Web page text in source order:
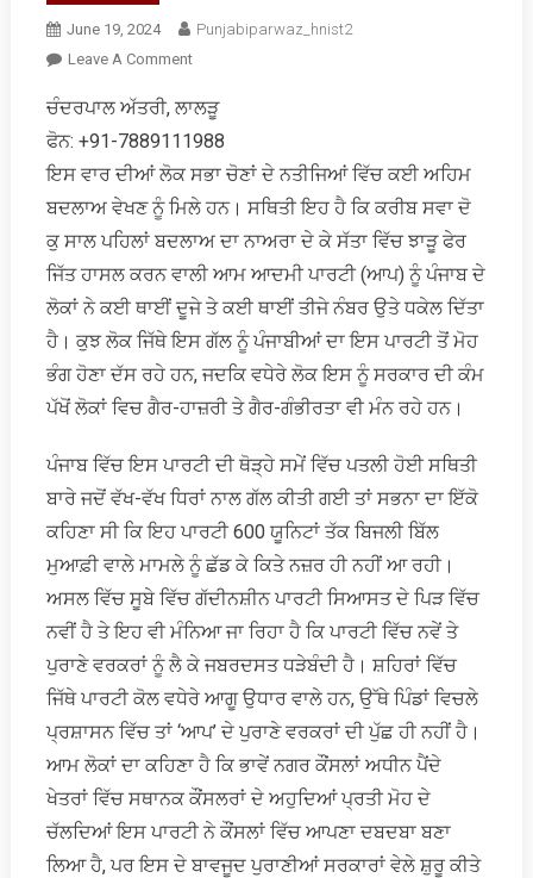
June 19, 2024
Punjabiparwaz_hnist2
Leave A CommentOn
ਪੜਚੋਲ:
ਕਿਉਂ
ਡਿੱਗਿਆ
ਪੰਜਾਬ
‘ਆਪ’
ਦਾ
ਗ੍ਰਾਫ?
ਚੰਦਰਪਾਲ ਅੱਤਰੀ, ਲਾਲੜੂ
ਫੋਨ: +91-7889111988
ਇਸ ਵਾਰ ਦੀਆਂ ਲੋਕ ਸਭਾ ਚੋਣਾਂ ਦੇ ਨਤੀਜਿਆਂ ਵਿੱਚ ਕਈ ਅਹਿਮ
ਬਦਲਾਅ ਵੇਖਣ ਨੂੰ ਮਿਲੇ ਹਨ। ਸਥਿਤੀ ਇਹ ਹੈ ਕਿ ਕਰੀਬ ਸਵਾ ਦੋ
ਕੁ ਸਾਲ ਪਹਿਲਾਂ ਬਦਲਾਅ ਦਾ ਨਾਅਰਾ ਦੇ ਕੇ ਸੱਤਾ ਵਿੱਚ ਝਾੜੂ ਫੇਰ
ਜਿੱਤ ਹਾਸਲ ਕਰਨ ਵਾਲੀ ਆਮ ਆਦਮੀ ਪਾਰਟੀ (ਆਪ) ਨੂੰ ਪੰਜਾਬ ਦੇ
ਲੋਕਾਂ ਨੇ ਕਈ ਥਾਈਂ ਦੂਜੇ ਤੇ ਕਈ ਥਾਈਂ ਤੀਜੇ ਨੰਬਰ ਉਤੇ ਧਕੇਲ ਦਿੱਤਾ
ਹੈ। ਕੁਝ ਲੋਕ ਜਿੱਥੇ ਇਸ ਗੱਲ ਨੂੰ ਪੰਜਾਬੀਆਂ ਦਾ ਇਸ ਪਾਰਟੀ ਤੋਂ ਮੋਹ
ਭੰਗ ਹੋਣਾ ਦੱਸ ਰਹੇ ਹਨ, ਜਦਕਿ ਵਧੇਰੇ ਲੋਕ ਇਸ ਨੂੰ ਸਰਕਾਰ ਦੀ ਕੰਮ
ਪੱਖੋਂ ਲੋਕਾਂ ਵਿਚ ਗੈਰ-ਹਾਜ਼ਰੀ ਤੇ ਗੈਰ-ਗੰਭੀਰਤਾ ਵੀ ਮੰਨ ਰਹੇ ਹਨ।
ਪੰਜਾਬ ਵਿੱਚ ਇਸ ਪਾਰਟੀ ਦੀ ਥੋੜ੍ਹੇ ਸਮੇਂ ਵਿੱਚ ਪਤਲੀ ਹੋਈ ਸਥਿਤੀ
ਬਾਰੇ ਜਦੋਂ ਵੱਖ-ਵੱਖ ਧਿਰਾਂ ਨਾਲ ਗੱਲ ਕੀਤੀ ਗਈ ਤਾਂ ਸਭਨਾ ਦਾ ਇੱਕੋ
ਕਹਿਣਾ ਸੀ ਕਿ ਇਹ ਪਾਰਟੀ 600 ਯੂਨਿਟਾਂ ਤੱਕ ਬਿਜਲੀ ਬਿੱਲ
ਮੁਆਫ਼ੀ ਵਾਲੇ ਮਾਮਲੇ ਨੂੰ ਛੱਡ ਕੇ ਕਿਤੇ ਨਜ਼ਰ ਹੀ ਨਹੀਂ ਆ ਰਹੀ।
ਅਸਲ ਵਿੱਚ ਸੂਬੇ ਵਿੱਚ ਗੱਦੀਨਸ਼ੀਨ ਪਾਰਟੀ ਸਿਆਸਤ ਦੇ ਪਿੜ ਵਿੱਚ
ਨਵੀਂ ਹੈ ਤੇ ਇਹ ਵੀ ਮੰਨਿਆ ਜਾ ਰਿਹਾ ਹੈ ਕਿ ਪਾਰਟੀ ਵਿੱਚ ਨਵੇਂ ਤੇ
ਪੁਰਾਣੇ ਵਰਕਰਾਂ ਨੂੰ ਲੈ ਕੇ ਜਬਰਦਸਤ ਧੜੇਬੰਦੀ ਹੈ। ਸ਼ਹਿਰਾਂ ਵਿੱਚ
ਜਿੱਥੇ ਪਾਰਟੀ ਕੋਲ ਵਧੇਰੇ ਆਗੂ ਉਧਾਰ ਵਾਲੇ ਹਨ, ਉੱਥੇ ਪਿੰਡਾਂ ਵਿਚਲੇ
ਪ੍ਰਸ਼ਾਸਨ ਵਿੱਚ ਤਾਂ ‘ਆਪ’ ਦੇ ਪੁਰਾਣੇ ਵਰਕਰਾਂ ਦੀ ਪੁੱਛ ਹੀ ਨਹੀਂ ਹੈ।
ਆਮ ਲੋਕਾਂ ਦਾ ਕਹਿਣਾ ਹੈ ਕਿ ਭਾਵੇਂ ਨਗਰ ਕੌਂਸਲਾਂ ਅਧੀਨ ਪੈਂਦੇ
ਖੇਤਰਾਂ ਵਿੱਚ ਸਥਾਨਕ ਕੌਂਸਲਰਾਂ ਦੇ ਅਹੁਦਿਆਂ ਪ੍ਰਤੀ ਮੋਹ ਦੇ
ਚੱਲਦਿਆਂ ਇਸ ਪਾਰਟੀ ਨੇ ਕੌਂਸਲਾਂ ਵਿੱਚ ਆਪਣਾ ਦਬਦਬਾ ਬਣਾ
ਲਿਆ ਹੈ, ਪਰ ਇਸ ਦੇ ਬਾਵਜੂਦ ਪੁਰਾਣੀਆਂ ਸਰਕਾਰਾਂ ਵੇਲੇ ਸ਼ੁਰੂ ਕੀਤੇ